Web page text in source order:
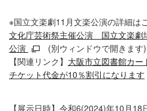
※国立文楽劇11月文楽公演の詳細は
文化庁芸術祭主催公演 国立文楽
公演
(別ウィンドウで開きます)
【関連リンク】 大阪市立図書館カ
チケット代金が10％割引になります
【展示日時】令和6(2024)年10月